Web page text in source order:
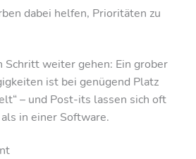
dabei helfen, Prioritäten zu
Schritt weiter gehen: Ein grober
ist bei genügend Platz
– und Post-its lassen sich oft
in einer Software.